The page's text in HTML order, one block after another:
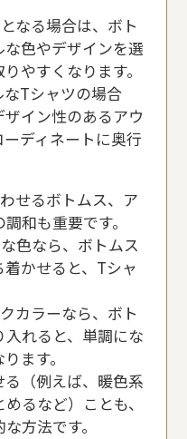
なる場合は、ボト
色やデザインを選
やすくなります。
Tシャツの場合
イン性のあるアウ
ディネートに奥行
せるボトムス、ア
和も重要です。
色なら、ボトムス
かせると、Tシャ
カラーなら、ボト
れると、単調にな
ます。
（例えば、暖色系
るなど）ことも、
方法です。